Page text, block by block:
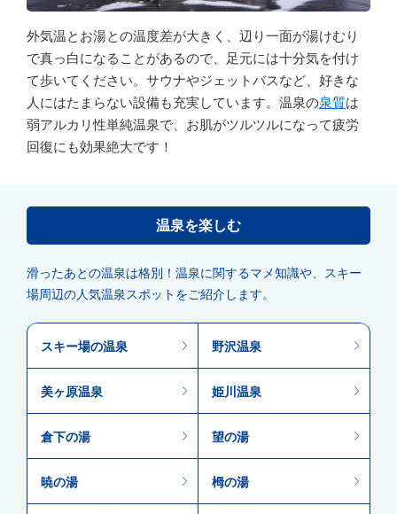
外気温とお湯との温度差が大きく、辺り一面が湯けむり
で真っ白になることがあるので、足元には十分気を付け
て歩いてください。サウナやジェットバスなど、好きな
人にはたまらない設備も充実しています。温泉の泉質は
弱アルカリ性単純温泉で、お肌がツルツルになって疲労
回復にも効果絶大です！
温泉を楽しむ
滑ったあとの温泉は格別！温泉に関するマメ知識や、スキー
場周辺の人気温泉スポットをご紹介します。
スキー場の温泉 野沢温泉
美ヶ原温泉 姫川温泉
倉下の湯 望の湯
暁の湯 栂の湯